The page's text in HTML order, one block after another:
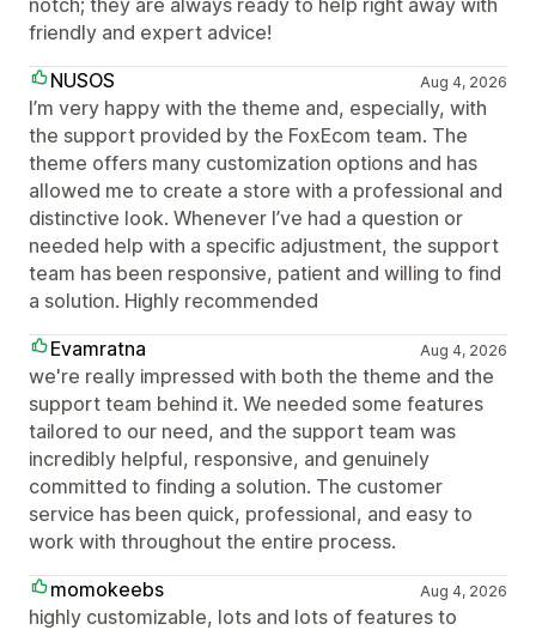
friendly and expert advice!
NUSOS
Aug 4, 2026
I’m very happy with the theme and, especially, with
the support provided by the FoxEcom team. The
theme offers many customization options and has
allowed me to create a store with a professional and
distinctive look. Whenever I’ve had a question or
needed help with a specific adjustment, the support
team has been responsive, patient and willing to find
a solution. Highly recommended
Evamratna
Aug 4, 2026
we're really impressed with both the theme and the
support team behind it. We needed some features
tailored to our need, and the support team was
incredibly helpful, responsive, and genuinely
committed to finding a solution. The customer
service has been quick, professional, and easy to
work with throughout the entire process.
momokeebs
Aug 4, 2026
highly customizable, lots and lots of features to